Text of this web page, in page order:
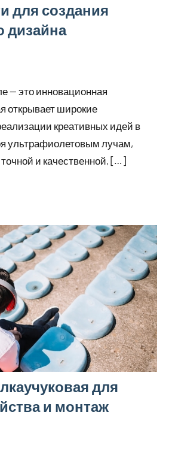
для создания
дизайна
— это инновационная
открывает широкие
креативных идей в
ультрафиолетовым лучам,
и качественной, […]
для
и монтаж